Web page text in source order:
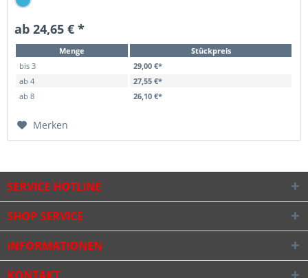
ab 24,65 € *
Menge
Stückpreis
bis 3
29,00 €*
ab 4
27,55 €*
ab 8 26,10 €*
Merken
SERVICE HOTLINE
SHOP SERVICE
INFORMATIONEN